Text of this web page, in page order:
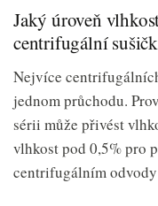
Jaký úroveň
centrifugální
Nejvíce
jednom průchodu.
sérii může přivést
vlhkost pod 0,5% pro
centrifugálním